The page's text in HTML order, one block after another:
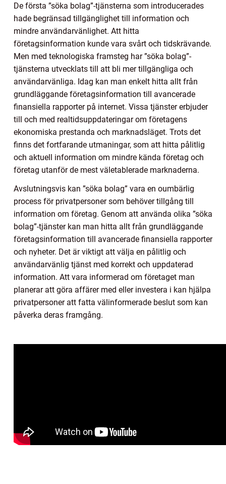
De första ”söka bolag”-tjänsterna som introducerades
hade begränsad tillgänglighet till information och
mindre användarvänlighet. Att hitta
företagsinformation kunde vara svårt och tidskrävande.
Men med teknologiska framsteg har ”söka bolag”-
tjänsterna utvecklats till att bli mer tillgängliga och
användarvänliga. Idag kan man enkelt hitta allt från
grundläggande företagsinformation till avancerade
finansiella rapporter på internet. Vissa tjänster erbjuder
till och med realtidsuppdateringar om företagens
ekonomiska prestanda och marknadsläget. Trots det
finns det fortfarande utmaningar, som att hitta pålitlig
och aktuell information om mindre kända företag och
företag utanför de mest väletablerade marknaderna.
Avslutningsvis kan ”söka bolag” vara en oumbärlig
process för privatpersoner som behöver tillgång till
information om företag. Genom att använda olika ”söka
bolag”-tjänster kan man hitta allt från grundläggande
företagsinformation till avancerade finansiella rapporter
och nyheter. Det är viktigt att välja en pålitlig och
användarvänlig tjänst med korrekt och uppdaterad
information. Att vara informerad om företaget man
planerar att göra affärer med eller investera i kan hjälpa
privatpersoner att fatta välinformerade beslut som kan
påverka deras framgång.